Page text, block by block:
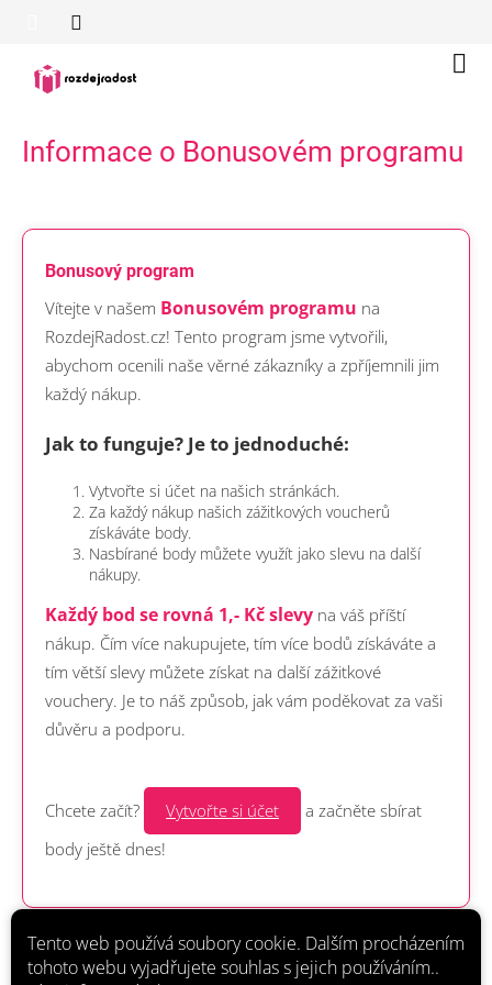
Tento web používá soubory cookie. Dalším procházením
tohoto webu vyjadřujete souhlas s jejich používáním..
Informace o Bonusovém programu
Bonusový program
Vítejte v našem Bonusovém programu na
RozdejRadost.cz! Tento program jsme vytvořili,
abychom ocenili naše věrné zákazníky a zpříjemnili jim
každý nákup.
Jak to funguje? Je to jednoduché:
Vytvořte si účet na našich stránkách.
Za každý nákup našich zážitkových voucherů
získáváte body.
Nasbírané body můžete využít jako slevu na další
nákupy.
Každý bod se rovná 1,- Kč slevy na váš příští
nákup. Čím více nakupujete, tím více bodů získáváte a
tím větší slevy můžete získat na další zážitkové
vouchery. Je to náš způsob, jak vám poděkovat za vaši
důvěru a podporu.
Chcete začít? Vytvořte si účet
a začněte sbírat
body ještě dnes!